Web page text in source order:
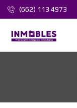
(662) 113 4973